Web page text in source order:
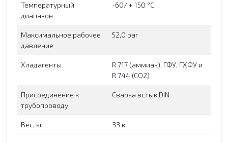
Температурный
диапазон
-60/ + 150 °C
Максимальное рабочее
давление
52,0 bar
Хладагенты
R 717 (аммиак), ГФУ, ГХФУ и
R 744 (CO2)
Присоединение к
трубопроводу
Сварка встык DIN
Вес, кг 33 кг